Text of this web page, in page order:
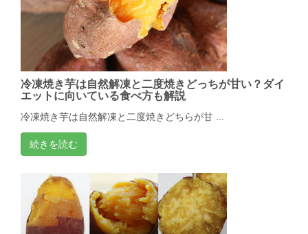
冷凍焼き芋は自然解凍と二度焼きどっちが甘い？ダイ
エットに向いている食べ方も解説
冷凍焼き芋は自然解凍と二度焼きどちらが甘 ...
続きを読む